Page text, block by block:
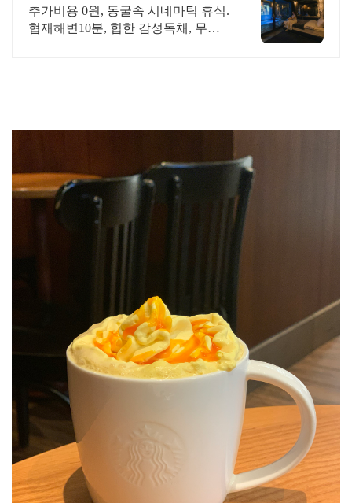
독특하고 아늑한 나만의아지트
추가비용 0원, 동굴속 시네마틱 휴식.
협재해변10분, 힙한 감성독채, 무료